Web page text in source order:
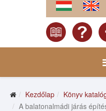
Kezdőlap
Könyv
A balatonalmádi járás